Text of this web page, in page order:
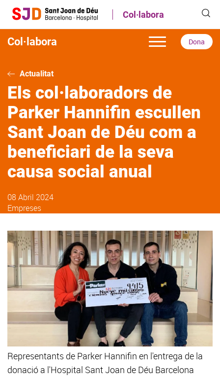
contingut
Col·labora
Col·labora Dona
Actualitat
Els col·laboradors de
Parker Hannifin escullen
Sant Joan de Déu com a
beneficiari de la seva
causa social anual
08 Abril 2024
Empreses
Representants de Parker Hannifin en l'entrega de la
donació a l'Hospital Sant Joan de Déu Barcelona